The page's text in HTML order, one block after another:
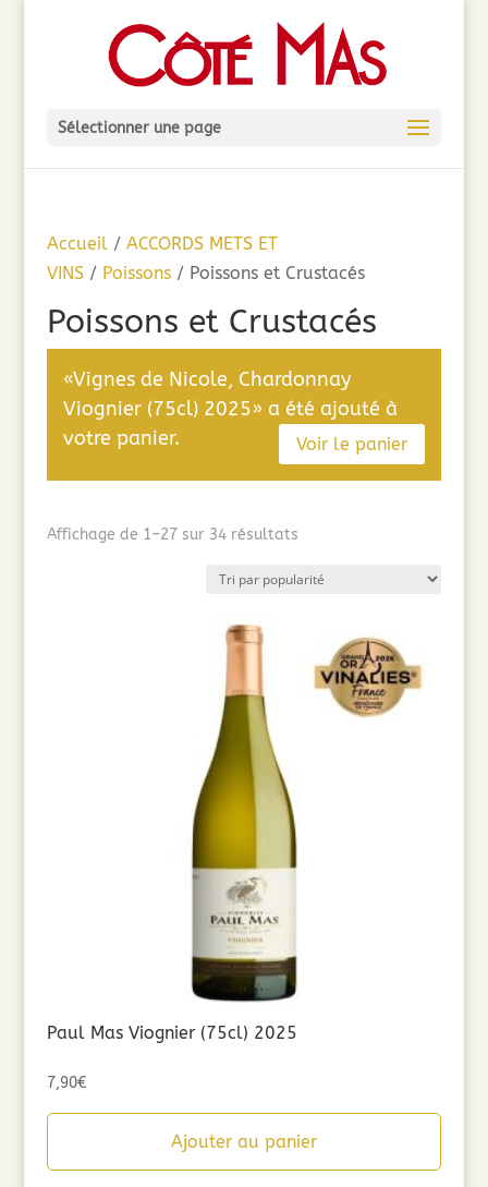
Sélectionner une page
Accueil/ ACCORDS METS ET
VINS/ Poissons/ Poissons et Crustacés
Poissons et Crustacés
«Vignes de Nicole, Chardonnay
Viognier (75cl) 2025» a été ajouté à
votre panier.
Voir le panier
Affichage de 1–27 sur 34 résultatsTrié
Paul Mas Viognier (75cl) 2025
7,90€
Ajouter au panier